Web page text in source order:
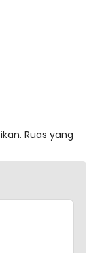
Ruas yang